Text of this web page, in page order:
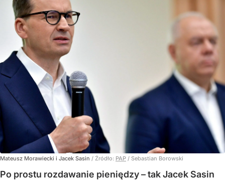
Mateusz Morawiecki i Jacek Sasin / Źródło: PAP / Sebastian Borowski
Po prostu rozdawanie pieniędzy – tak Jacek Sasin